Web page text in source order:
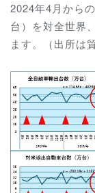
2024年4月から
台）を対全世界
ます。（出所は